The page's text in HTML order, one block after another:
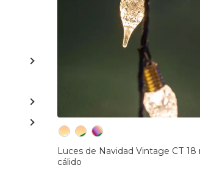
Luces de Navidad Vintage CT 18
cálido